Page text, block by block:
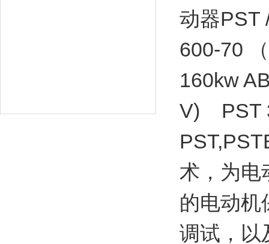
动器
600-70
160kw
V) PST
术，为电
的电动机
调试，以